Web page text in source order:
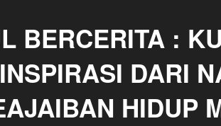
BERCERITA :
DARI
HIDUP